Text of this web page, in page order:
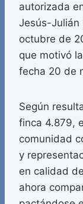
autorizada
Jesús-Julián
octubre de
que motivó
fecha 20 de
Según
finca 4.879,
comunidad
y
en calidad
ahora